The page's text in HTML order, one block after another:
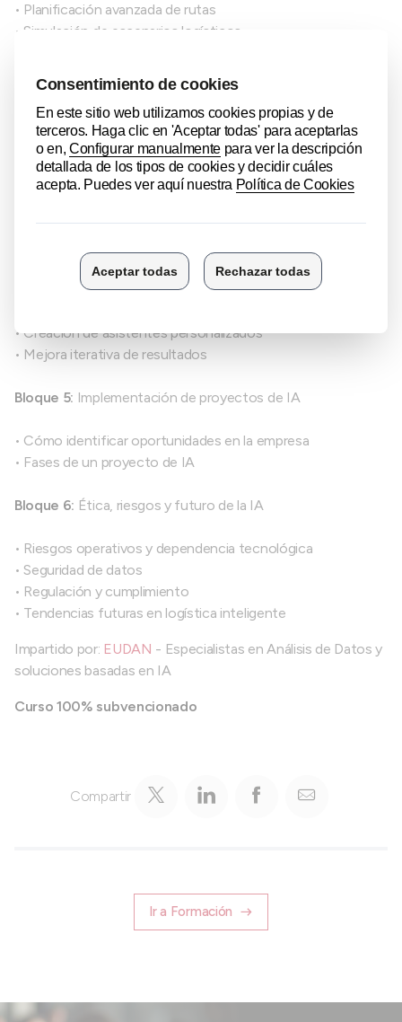
• Planificación avanzada de rutas
• Simulación de escenarios logísticos
Automatización inteligente de procesos
• Automatización de flujos de trabajo
• Integración de IA con herramientas digitales (ERP, Excel,
etc.)
• Uso de IA para gestión automática de incidencias
• Diseño de prompts complejos
• Creación de asistentes personalizados
• Mejora iterativa de resultados
Bloque 5: Implementación de proyectos de IA
• Cómo identificar oportunidades en la empresa
• Fases de un proyecto de IA
Bloque 6: Ética, riesgos y futuro de la IA
• Riesgos operativos y dependencia tecnológica
• Seguridad de datos
• Regulación y cumplimiento
• Tendencias futuras en logística inteligente
Impartido por: EUDAN - Especialistas en Análisis de Datos y
soluciones basadas en IA
Curso 100% subvencionado
Compartir
Ir a Formación